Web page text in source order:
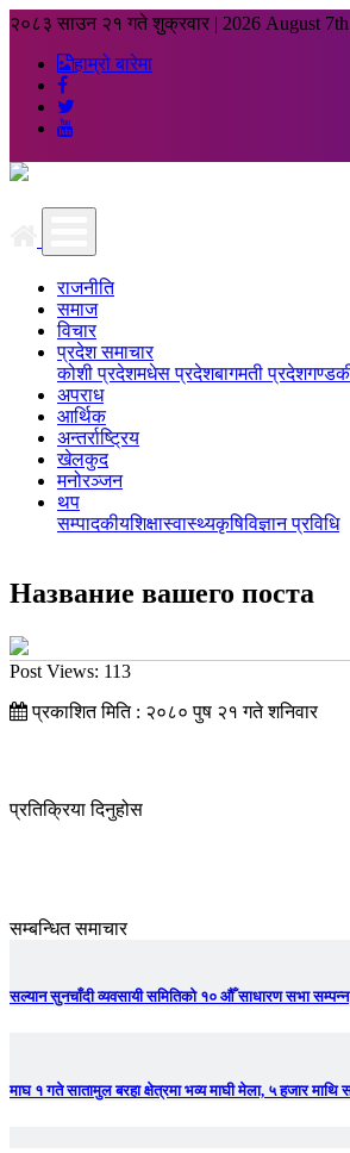
२०८३ साउन २१ गते शुक्रवार | 2026 August
हाम्रो बारेमा
राजनीति
समाज
विचार
प्रदेश समाचार
कोशी प्रदेशमधेस प्रदेशबागमती प्रदेश
अपराध
आर्थिक
अन्तर्राष्ट्रिय
खेलकुद
मनोरञ्जन
थप
सम्पादकीयशिक्षास्वास्थ्यकृषिविज्ञान प्रविधि
Название вашего поста
Post Views: 113
प्रकाशित मिति : २०८० पुष २१ गते शनिवार
प्रतिक्रिया दिनुहोस
सम्बन्धित समाचार
सल्यान सुनचाँदी व्यवसायी समितिको १० औँ साधारण सभा सम्पन्न
माघ १ गते सातामुल बरहा क्षेत्रमा भव्य माघी मेला, ५ हजार माथि